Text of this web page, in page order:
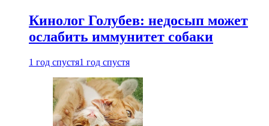
Кинолог Голубев: недосып может
ослабить иммунитет собаки
1 год спустя1 год спустя